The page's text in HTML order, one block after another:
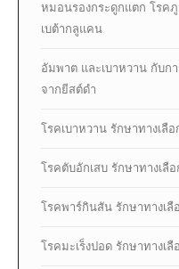
หมอนรองกระดูกแตก โรค
เบต้ากลูแคน
อัมพาต และเบาหวาน กับก
จากยีสต์ดำ
โรคเบาหวาน รักษาทางเลื
โรคตับอักเสบ รักษาทางเลื
โรคพาร์กินสัน รักษาทางเ
โรคมะเร็งปอด รักษาทางเ